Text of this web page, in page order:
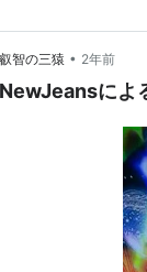
叡智の三猿 • 2年前
NewJeansによ